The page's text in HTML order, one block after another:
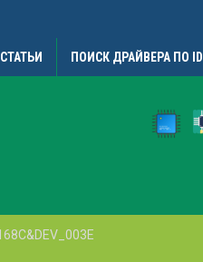
СТАТЬИ ПОИСК ДРАЙВЕРА ПО ID